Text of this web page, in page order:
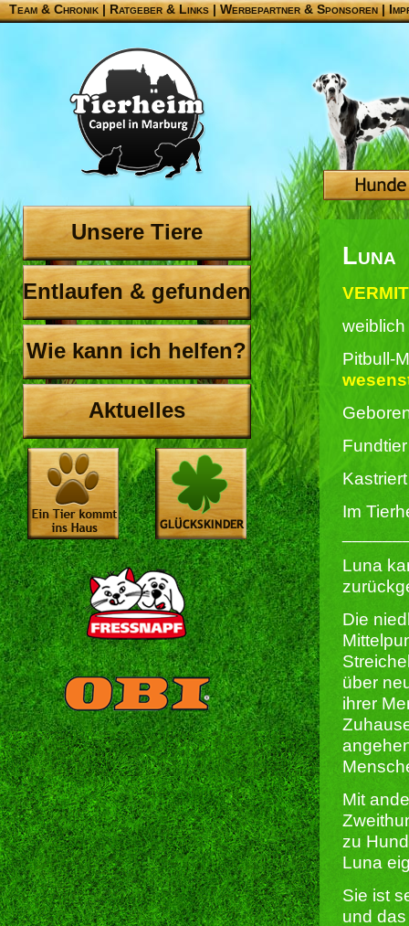
Team & Chronik |Ratgeber & Links|Werbepartner & Sponsoren|
Unsere Tiere
Entlaufen & gefunden
Wie kann ich helfen?
Aktuelles
Luna
weiblich
Pitbull-
Fundtier
Im
Luna
Die
über
ihrer
Mit
zu
Luna
Sie ist
und